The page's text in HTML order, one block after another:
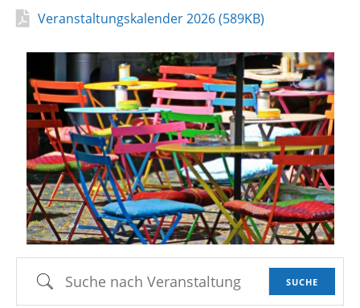
PDF
überspringen
Veranstaltungskalender 2026 (589KB)
Suche nach Veranstaltung SUCHE